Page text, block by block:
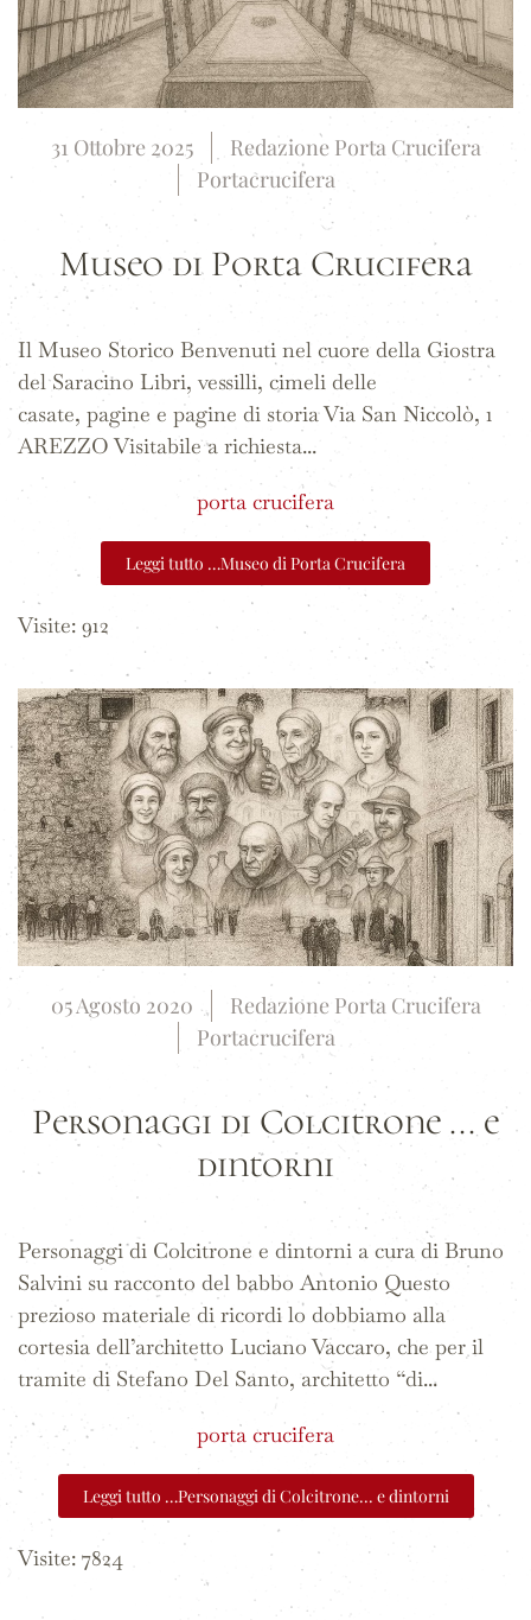
31 Ottobre 2025
Redazione Porta Crucifera
Portacrucifera
Museo di Porta Crucifera
Il Museo Storico Benvenuti nel cuore della Giostra
del Saracino Libri, vessilli, cimeli delle
casate, pagine e pagine di storia Via San Niccolò, 1
AREZZO Visitabile a richiesta...
porta crucifera
Leggi tutto …Museo di Porta Crucifera
Visite: 912
05 Agosto 2020
Redazione Porta Crucifera
Portacrucifera
Personaggi di Colcitrone ... e
dintorni
Personaggi di Colcitrone e dintorni a cura di Bruno
Salvini su racconto del babbo Antonio Questo
prezioso materiale di ricordi lo dobbiamo alla
cortesia dell’architetto Luciano Vaccaro, che per il
tramite di Stefano Del Santo, architetto “di...
porta crucifera
Leggi tutto …Personaggi di Colcitrone... e dintorni
Visite: 7824